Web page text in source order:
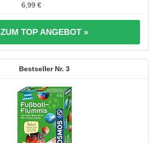
6,99 €
ZUM TOP ANGEBOT »
3